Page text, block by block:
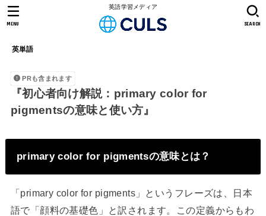
英語学習メディア
英単語
SEARCH
MENU
PRも含まれます
『初心者向け解説：primary color for
pigmentsの意味と使い方』
primary color for pigmentsの意味とは？
「primary color for pigments」というフレーズは、日本
語で「顔料の基礎色」と訳されます。この定義からもわ